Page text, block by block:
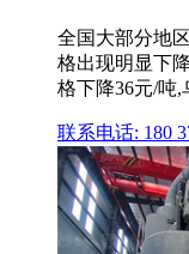
全国大部分地
格出现明显下
格下降36元/吨,
联系电话: 180